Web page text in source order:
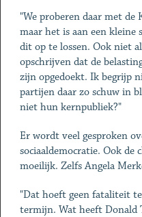
"We proberen daar met de
maar het is aan een kleine
dit op te lossen. Ook niet
opschrijven dat de
zijn opgedoekt. Ik begrijp
partijen daar zo schuw in
niet hun kernpubliek?"
Er wordt veel gesproken
sociaaldemocratie. Ook
moeilijk. Zelfs Angela
"Dat hoeft geen fataliteit
termijn. Wat heeft Donald